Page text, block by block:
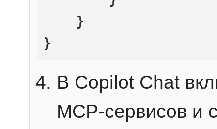
}
В Copilot Chat
MCP-сервисов и